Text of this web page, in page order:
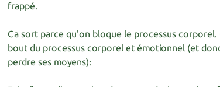
frappé.
Ca sort parce qu'on bloque le processus
bout du processus corporel et émotionnel (et
perdre ses moyens):